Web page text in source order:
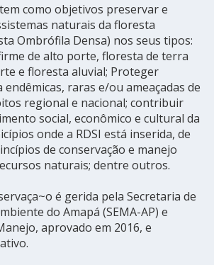
como objetivos preservar e
naturais da floresta
Ombrófila Densa) nos seus tipos:
de alto porte, floresta de terra
e floresta aluvial; Proteger
endêmicas, raras e/ou ameaçadas de
regional e nacional; contribuir
social, econômico e cultural da
onde a RDSI está inserida, de
de conservação e manejo
naturais; dentre outros.
é gerida pela Secretaria de
do Amapá (SEMA-AP) e
aprovado em 2016, e